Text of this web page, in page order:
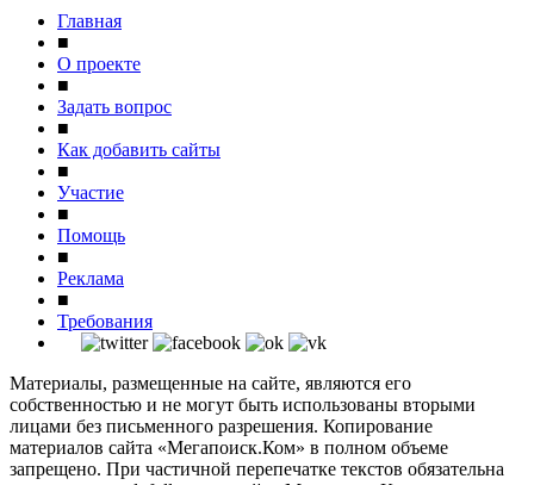
Главная
■
О проекте
■
Задать вопрос
■
Как добавить сайты
■
Участие
■
Помощь
■
Реклама
■
Требования
Материалы, размещенные на сайте, являются его
собственностью и не могут быть использованы вторыми
лицами без письменного разрешения. Копирование
материалов сайта «Мегапоиск.Ком» в полном объеме
запрещено. При частичной перепечатке текстов обязательна